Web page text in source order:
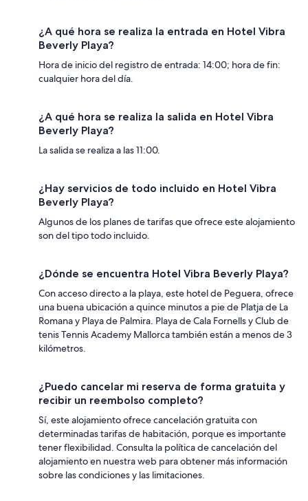
¿A qué hora se realiza la entrada en Hotel Vibra
Beverly Playa?
Hora de inicio del registro de entrada: 14:00; hora de fin:
cualquier hora del día.
¿A qué hora se realiza la salida en Hotel Vibra
Beverly Playa?
La salida se realiza a las 11:00.
¿Hay servicios de todo incluido en Hotel Vibra
Beverly Playa?
Algunos de los planes de tarifas que ofrece este alojamiento
son del tipo todo incluido.
¿Dónde se encuentra Hotel Vibra Beverly Playa?
Con acceso directo a la playa, este hotel de Peguera, ofrece
una buena ubicación a quince minutos a pie de Platja de La
Romana y Playa de Palmira. Playa de Cala Fornells y Club de
tenis Tennis Academy Mallorca también están a menos de 3
kilómetros.
¿Puedo cancelar mi reserva de forma gratuita y
recibir un reembolso completo?
Sí, este alojamiento ofrece cancelación gratuita con
determinadas tarifas de habitación, porque es importante
tener flexibilidad. Consulta la política de cancelación del
alojamiento en nuestra web para obtener más información
sobre las condiciones y las limitaciones.